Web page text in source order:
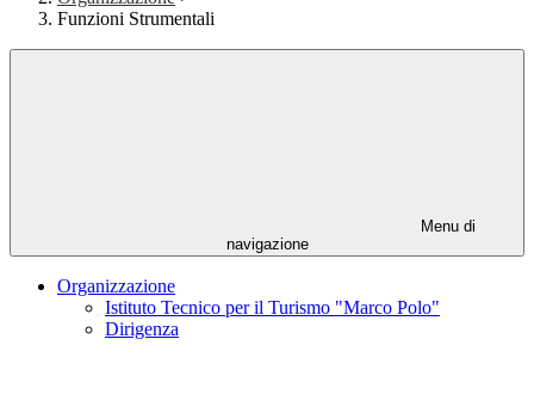
Funzioni Strumentali
Menu di
navigazione
Organizzazione
Istituto Tecnico per il Turismo "Marco Polo"
Dirigenza